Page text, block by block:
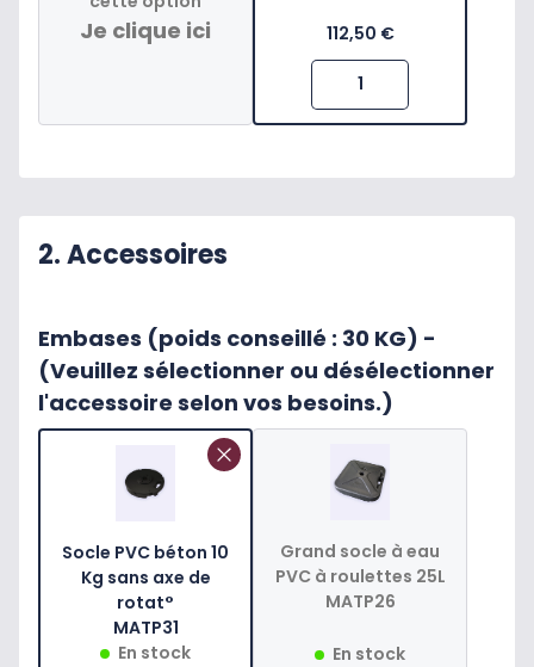
Je clique ici
112,50 €
2. Accessoires
Embases (poids conseillé : 30 KG) -
(Veuillez sélectionner ou désélectionner
l'accessoire selon vos besoins.)
Socle PVC béton 10
Kg sans axe de
rotat°
MATP31
En stock
Grand socle à eau
PVC à roulettes 25L
MATP26
En stock